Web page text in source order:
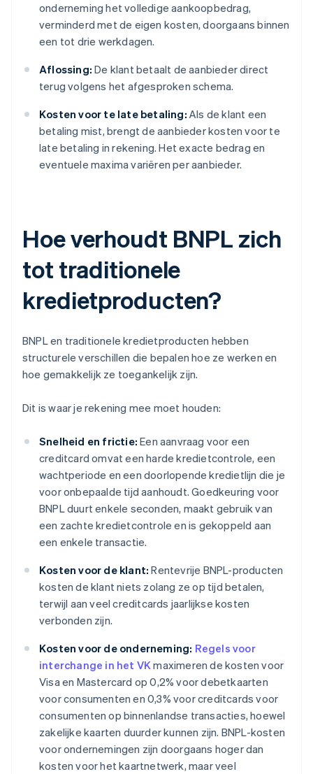
onderneming het volledige aankoopbedrag,
verminderd met de eigen kosten, doorgaans binnen
een tot drie werkdagen.
Aflossing: De klant betaalt de aanbieder direct
terug volgens het afgesproken schema.
Kosten voor te late betaling: Als de klant een
betaling mist, brengt de aanbieder kosten voor te
late betaling in rekening. Het exacte bedrag en
eventuele maxima variëren per aanbieder.
Hoe verhoudt BNPL zich
tot traditionele
kredietproducten?
BNPL en traditionele kredietproducten hebben
structurele verschillen die bepalen hoe ze werken en
hoe gemakkelijk ze toegankelijk zijn.
Dit is waar je rekening mee moet houden:
Snelheid en frictie: Een aanvraag voor een
creditcard omvat een harde kredietcontrole, een
wachtperiode en een doorlopende kredietlijn die je
voor onbepaalde tijd aanhoudt. Goedkeuring voor
BNPL duurt enkele seconden, maakt gebruik van
een zachte kredietcontrole en is gekoppeld aan
een enkele transactie.
Kosten voor de klant: Rentevrije BNPL-producten
kosten de klant niets zolang ze op tijd betalen,
terwijl aan veel creditcards jaarlijkse kosten
verbonden zijn.
Kosten voor de onderneming: Regels voor
interchange in het VKmaximeren de kosten voor
Visa en Mastercard op 0,2% voor debetkaarten
voor consumenten en 0,3% voor creditcards voor
consumenten op binnenlandse transacties, hoewel
zakelijke kaarten duurder kunnen zijn. BNPL-kosten
voor ondernemingen zijn doorgaans hoger dan
kosten voor het kaartnetwerk, maar veel